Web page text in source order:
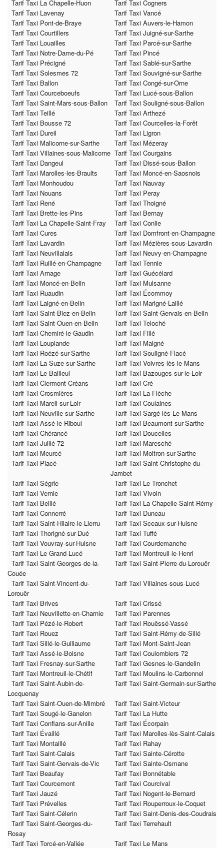
Tarif Taxi La Chapelle-Huon
Tarif Taxi Cogners
Tarif Taxi Lavenay
Tarif Taxi Vancé
Tarif Taxi Pont-de-Braye
Tarif Taxi Auvers-le-Hamon
Tarif Taxi Courtillers
Tarif Taxi Juigné-sur-Sarthe
Tarif Taxi Louailles
Tarif Taxi Parcé-sur-Sarthe
Tarif Taxi Notre-Dame-du-Pé
Tarif Taxi Pincé
Tarif Taxi Précigné
Tarif Taxi Sablé-sur-Sarthe
Tarif Taxi Solesmes 72
Tarif Taxi Souvigné-sur-Sarthe
Tarif Taxi Ballon
Tarif Taxi Congé-sur-Orne
Tarif Taxi Courceboeufs
Tarif Taxi Lucé-sous-Ballon
Tarif Taxi Saint-Mars-sous-Ballon
Tarif Taxi Souligné-sous-Ballon
Tarif Taxi Teillé
Tarif Taxi Arthezé
Tarif Taxi Bousse 72
Tarif Taxi Courcelles-la-Forêt
Tarif Taxi Dureil
Tarif Taxi Ligron
Tarif Taxi Malicorne-sur-Sarthe
Tarif Taxi Mézeray
Tarif Taxi Villaines-sous-Malicorne Tarif Taxi Courgains
Tarif Taxi Dangeul
Tarif Taxi Dissé-sous-Ballon
Tarif Taxi Marolles-les-Braults
Tarif Taxi Moncé-en-Saosnois
Tarif Taxi Monhoudou
Tarif Taxi Nauvay
Tarif Taxi Nouans
Tarif Taxi Peray
Tarif Taxi René
Tarif Taxi Thoigné
Tarif Taxi Brette-les-Pins
Tarif Taxi Bernay
Tarif Taxi La Chapelle-Saint-Fray
Tarif Taxi Conlie
Tarif Taxi Cures
Tarif Taxi Domfront-en-Champagne
Tarif Taxi Lavardin
Tarif Taxi Mézières-sous-Lavardin
Tarif Taxi Neuvillalais
Tarif Taxi Neuvy-en-Champagne
Tarif Taxi Ruillé-en-Champagne
Tarif Taxi Tennie
Tarif Taxi Arnage
Tarif Taxi Guécélard
Tarif Taxi Moncé-en-Belin
Tarif Taxi Mulsanne
Tarif Taxi Ruaudin
Tarif Taxi Écommoy
Tarif Taxi Laigné-en-Belin
Tarif Taxi Marigné-Laillé
Tarif Taxi Saint-Biez-en-Belin
Tarif Taxi Saint-Gervais-en-Belin
Tarif Taxi Saint-Ouen-en-Belin
Tarif Taxi Teloché
Tarif Taxi Chemiré-le-Gaudin
Tarif Taxi Fillé
Tarif Taxi Louplande
Tarif Taxi Maigné
Tarif Taxi Roézé-sur-Sarthe
Tarif Taxi Souligné-Flacé
Tarif Taxi La Suze-sur-Sarthe
Tarif Taxi Voivres-lès-le-Mans
Tarif Taxi Le Bailleul
Tarif Taxi Bazouges-sur-le-Loir
Tarif Taxi Clermont-Créans
Tarif Taxi Cré
Tarif Taxi Crosmières
Tarif Taxi La Flèche
Tarif Taxi Mareil-sur-Loir
Tarif Taxi Coulaines
Tarif Taxi Neuville-sur-Sarthe
Tarif Taxi Sargé-lès-Le Mans
Tarif Taxi Assé-le-Riboul
Tarif Taxi Beaumont-sur-Sarthe
Tarif Taxi Chérancé
Tarif Taxi Doucelles
Tarif Taxi Juillé 72
Tarif Taxi Maresché
Tarif Taxi Meurcé
Tarif Taxi Moitron-sur-Sarthe
Tarif Taxi Piacé
Tarif Taxi Saint-Christophe-du-
Jambet
Tarif Taxi Ségrie
Tarif Taxi Le Tronchet
Tarif Taxi Vernie
Tarif Taxi Vivoin
Tarif Taxi Beillé
Tarif Taxi La Chapelle-Saint-Rémy
Tarif Taxi Connerré
Tarif Taxi Duneau
Tarif Taxi Saint-Hilaire-le-Lierru
Tarif Taxi Sceaux-sur-Huisne
Tarif Taxi Thorigné-sur-Dué
Tarif Taxi Tuffé
Tarif Taxi Vouvray-sur-Huisne
Tarif Taxi Courdemanche
Tarif Taxi Le Grand-Lucé
Tarif Taxi Montreuil-le-Henri
Tarif Taxi Saint-Georges-de-la-
Couée
Tarif Taxi Saint-Pierre-du-Lorouër
Tarif Taxi Saint-Vincent-du-
Lorouër
Tarif Taxi Villaines-sous-Lucé
Tarif Taxi Brives
Tarif Taxi Crissé
Tarif Taxi Neuvillette-en-Charnie
Tarif Taxi Parennes
Tarif Taxi Pézé-le-Robert
Tarif Taxi Rouëssé-Vassé
Tarif Taxi Rouez
Tarif Taxi Saint-Rémy-de-Sillé
Tarif Taxi Sillé-le-Guillaume
Tarif Taxi Mont-Saint-Jean
Tarif Taxi Assé-le-Boisne
Tarif Taxi Coulombiers 72
Tarif Taxi Fresnay-sur-Sarthe
Tarif Taxi Gesnes-le-Gandelin
Tarif Taxi Montreuil-le-Chétif
Tarif Taxi Moulins-le-Carbonnel
Tarif Taxi Saint-Aubin-de-
Locquenay
Tarif Taxi Saint-Germain-sur-Sarthe
Tarif Taxi Saint-Ouen-de-Mimbré
Tarif Taxi Saint-Victeur
Tarif Taxi Sougé-le-Ganelon
Tarif Taxi La Hutte
Tarif Taxi Conflans-sur-Anille
Tarif Taxi Écorpain
Tarif Taxi Évaillé
Tarif Taxi Marolles-lès-Saint-Calais
Tarif Taxi Montaillé
Tarif Taxi Rahay
Tarif Taxi Saint-Calais
Tarif Taxi Sainte-Cérotte
Tarif Taxi Saint-Gervais-de-Vic
Tarif Taxi Sainte-Osmane
Tarif Taxi Beaufay
Tarif Taxi Bonnétable
Tarif Taxi Courcemont
Tarif Taxi Courcival
Tarif Taxi Jauzé
Tarif Taxi Nogent-le-Bernard
Tarif Taxi Prévelles
Tarif Taxi Rouperroux-le-Coquet
Tarif Taxi Saint-Célerin
Tarif Taxi Saint-Denis-des-Coudrais
Tarif Taxi Saint-Georges-du-
Rosay
Tarif Taxi Terrehault
Tarif Taxi Torcé-en-Vallée Tarif Taxi Le Mans